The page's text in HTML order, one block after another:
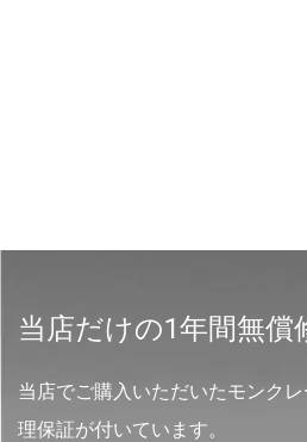
当店だけの1年間無償
当店でご購入いただいたモンク
理保証が付いています。